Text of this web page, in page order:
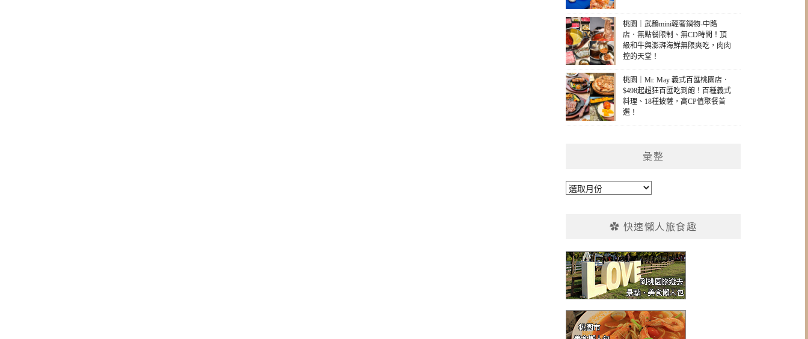
桃園｜武鶴mini輕奢鍋物-中路
店．無點餐限制、無CD時間！頂
級和牛與澎湃海鮮無限爽吃，肉肉
控的天堂！
桃園｜Mr. May 義式百匯桃園店．
$498起超狂百匯吃到飽！百種義式
料理、18種披薩，高CP值聚餐首
選！
彙整
彙
✿ 快速懶人旅食趣